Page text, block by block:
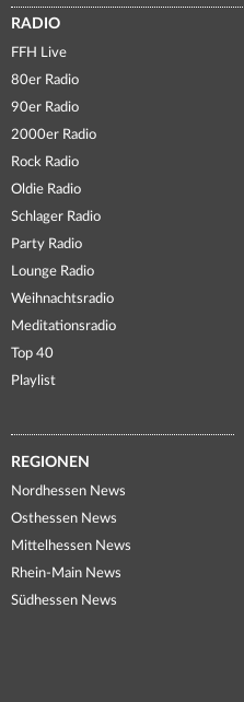
RADIO
FFH Live
80er Radio
90er Radio
2000er Radio
Rock Radio
Oldie Radio
Schlager Radio
Party Radio
Lounge Radio
Weihnachtsradio
Meditationsradio
Top 40
Playlist
REGIONEN
Nordhessen News
Osthessen News
Mittelhessen News
Rhein-Main News
Südhessen News